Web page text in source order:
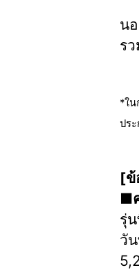
น
ร
*ใ
ปร
[ข้
■
รุ่
วั